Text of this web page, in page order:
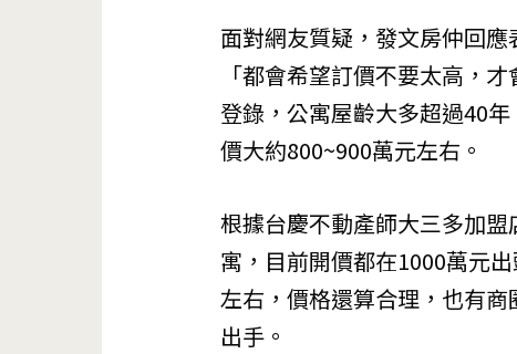
面對網友質疑，發文房仲回
「都會希望訂價不要太高，
登錄，公寓屋齡大多超過40
價大約800~900萬元左右。
根據台慶不動產師大三多加
寓，目前開價都在1000萬元
左右，價格還算合理，也有
出手。